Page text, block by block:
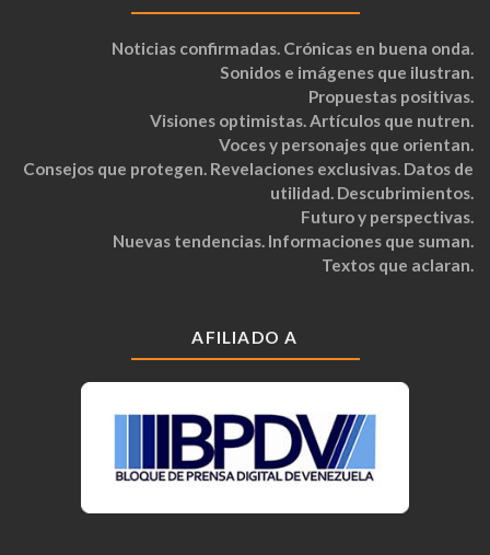
Noticias confirmadas. Crónicas en buena onda.
Sonidos e imágenes que ilustran.
Propuestas positivas.
Visiones optimistas. Artículos que nutren.
Voces y personajes que orientan.
Consejos que protegen. Revelaciones exclusivas. Datos de
utilidad. Descubrimientos.
Futuro y perspectivas.
Nuevas tendencias. Informaciones que suman.
Textos que aclaran.
AFILIADO A